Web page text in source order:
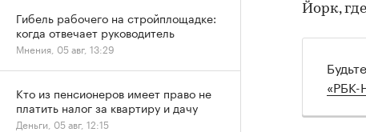
Йорк,
«РБК-
Гибель рабочего на стройплощадке:
когда отвечает руководитель
Мнения, 05 авг, 13:29
Кто из пенсионеров имеет право не
платить налог за квартиру и дачу
Деньги, 05 авг, 12:15